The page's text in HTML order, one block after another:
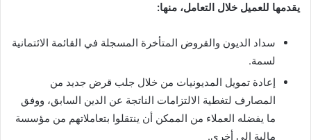
يقدمها للعميل خلال التعامل، منها:
سداد الديون والقروض المتأخرة المسجلة في القائمة الائتمانية
لسمة.
إعادة تمويل المديونيات من خلال جلب قرض جديد من
المصارف لتغطية الالتزامات الناتجة عن الدين السابق، ووفق
ما يفضله العملاء من الممكن أن ينتقلوا بتعاملاتهم من مؤسسة
مالية إلى أخرى.